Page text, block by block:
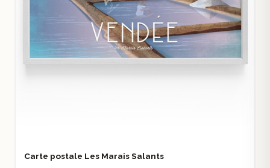
Carte postale Les Marais Salants